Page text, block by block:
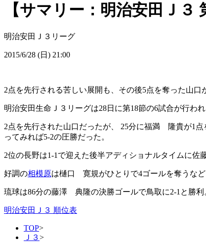
【サマリー：明治安田Ｊ
明治安田Ｊ３リーグ
2015/6/28 (日) 21:00
2点を先行される苦しい展開も、その後5点を奪った山口
明治安田生命Ｊ３リーグは28日に第18節の6試合が行わ
2点を先行された山口だったが、 25分に福満 隆貴が1
ってみれば5-2の圧勝だった。
2位の長野は1-1で迎えた後半アディショナルタイムに
好調の相模原は樋口 寛規がひとりで4ゴールを奪うなど
琉球は86分の藤澤 典隆の決勝ゴールで鳥取に2-1と勝利
明治安田Ｊ３ 順位表
TOP>
Ｊ３>